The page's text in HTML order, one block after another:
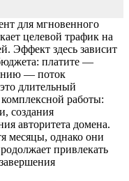
для мгновенного
целевой трафик на
Эффект здесь зависит
платите —
— поток
длительный
работы:
создания
авторитета домена.
месяцы, однако они
привлекать